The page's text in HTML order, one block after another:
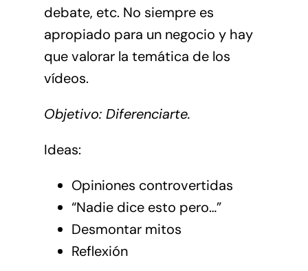
debate, etc. No siempre es
apropiado para un negocio y hay
que valorar la temática de los
vídeos.
Objetivo: Diferenciarte.
Ideas:
Opiniones controvertidas
“Nadie dice esto pero…”
Desmontar mitos
Reflexión